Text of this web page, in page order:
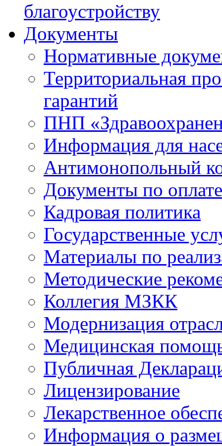
благоустройству
Документы
Нормативные
Территориальная
гарантий
ПНП
Информация для
Антимонопольный
Документы по
Кадровая политика
Государственные
Материалы по
Методические
Коллегия МЗКК
Модернизация
Медицинская
Публичная
Лицензирование
Лекарственное
Информация о